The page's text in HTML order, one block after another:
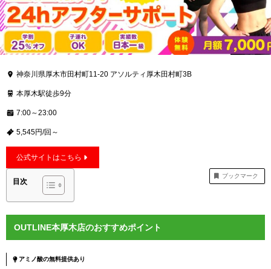
神奈川県厚木市田村町11-20 アソルティ厚木田村町3B
本厚木駅徒歩9分
7:00～23:00
5,545円/回～
公式サイトはこちら
ブックマーク
目次
OUTLINE本厚木店のおすすめポイント
アミノ酸の無料提供あり